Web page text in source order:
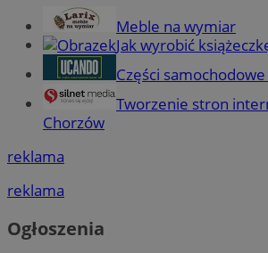
Meble na wymiar
Jak wyrobić
Części
Tworzenie stron
Chorzów
reklama
reklama
Ogłoszenia